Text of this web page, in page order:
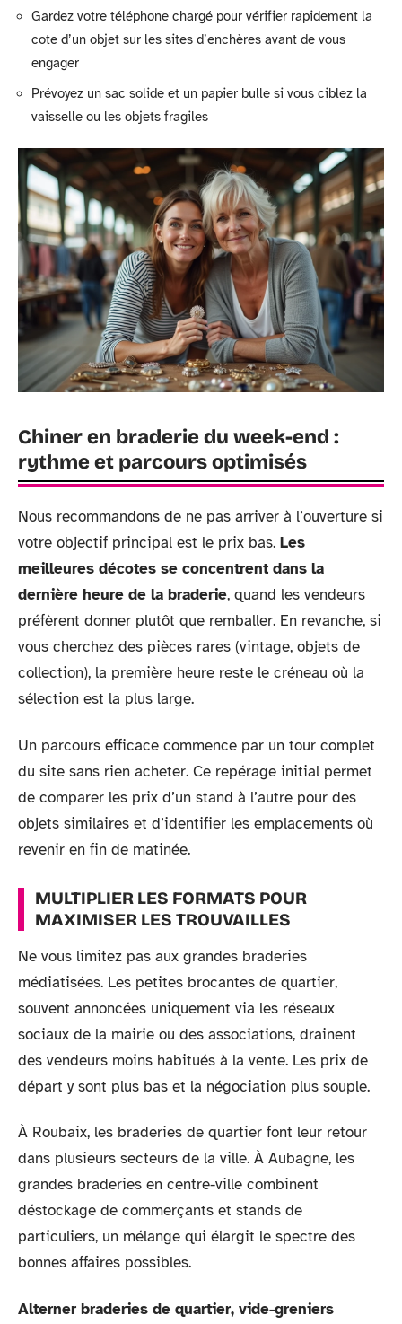
Gardez votre téléphone chargé pour vérifier rapidement la
cote d’un objet sur les sites d’enchères avant de vous
engager
Prévoyez un sac solide et un papier bulle si vous ciblez la
vaisselle ou les objets fragiles
Chiner en braderie du week-end :
rythme et parcours optimisés
Nous recommandons de ne pas arriver à l’ouverture si
votre objectif principal est le prix bas. Les
meilleures décotes se concentrent dans la
dernière heure de la braderie, quand les vendeurs
préfèrent donner plutôt que remballer. En revanche, si
vous cherchez des pièces rares (vintage, objets de
collection), la première heure reste le créneau où la
sélection est la plus large.
Un parcours efficace commence par un tour complet
du site sans rien acheter. Ce repérage initial permet
de comparer les prix d’un stand à l’autre pour des
objets similaires et d’identifier les emplacements où
revenir en fin de matinée.
MULTIPLIER LES FORMATS POUR
MAXIMISER LES TROUVAILLES
Ne vous limitez pas aux grandes braderies
médiatisées. Les petites brocantes de quartier,
souvent annoncées uniquement via les réseaux
sociaux de la mairie ou des associations, drainent
des vendeurs moins habitués à la vente. Les prix de
départ y sont plus bas et la négociation plus souple.
À Roubaix, les braderies de quartier font leur retour
dans plusieurs secteurs de la ville. À Aubagne, les
grandes braderies en centre-ville combinent
déstockage de commerçants et stands de
particuliers, un mélange qui élargit le spectre des
bonnes affaires possibles.
Alterner braderies de quartier, vide-greniers